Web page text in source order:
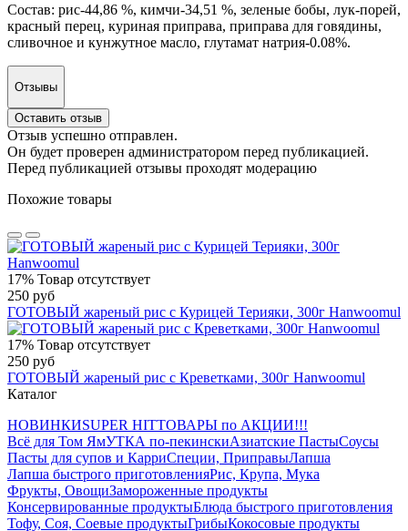
Состав: рис-44,86 %, кимчи-34,51 %, зеленые бобы, лук-порей,
красный перец, куриная приправа, приправа для говядины,
сливочное и кунжутное масло, глутамат натрия-0.08%.
Отзывы
Оставить отзыв
Отзыв успешно отправлен.
Он будет проверен администратором перед публикацией.
Перед публикацией отзывы проходят модерацию
Похожие товары
17% Товар отсутствует
250 руб
ГОТОВЫЙ жареный рис с Курицей Терияки, 300г Hanwoomul
17% Товар отсутствует
250 руб
ГОТОВЫЙ жареный рис с Креветками, 300г Hanwoomul
Каталог
НОВИНКИSUPER HITТОВАРЫ по АКЦИИ!!!
Всё для Том ЯмУТКА по-пекинскиАзиатские ПастыСоусы
Пасты для супов и КарриСпеции, ПриправыЛапша
Лапша быстрого приготовленияРис, Крупа, Мука
Фрукты, ОвощиЗамороженные продукты
Консервированные продуктыБлюда быстрого приготовления
Тофу, Соя, Соевые продуктыГрибыКокосовые продукты